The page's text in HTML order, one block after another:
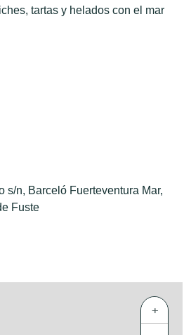
tartas y helados con el mar
s/n, Barceló Fuerteventura Mar,
Fuste
+